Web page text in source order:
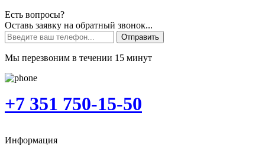
Есть вопросы?
Оставь заявку на обратный звонок...
Отправить
Мы перезвоним в течении 15 минут
+7 351 750-15-50
Информация